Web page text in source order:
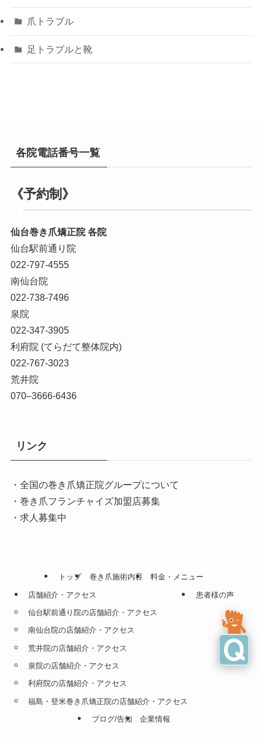
爪トラブル
足トラブルと靴
各院電話番号一覧
《予約制》
仙台巻き爪矯正院 各院
仙台駅前通り院
022-797-4555
南仙台院
022-738-7496
泉院
022-347-3905
利府院 (てらだて整体院内)
022-767-3023
荒井院
070–3666-6436
リンク
・全国の巻き爪矯正院グループについて
・巻き爪フランチャイズ加盟店募集
・求人募集中
トップ 巻き爪施術内容 料金・メニュー
店舗紹介・アクセス
仙台駅前通り院の店舗紹介・アクセス
南仙台院の店舗紹介・アクセス
荒井院の店舗紹介・アクセス
泉院の店舗紹介・アクセス
利府院の店舗紹介・アクセス
福島・登米巻き爪矯正院の店舗紹介・アクセス
患者様の声
ブログ/告知 企業情報